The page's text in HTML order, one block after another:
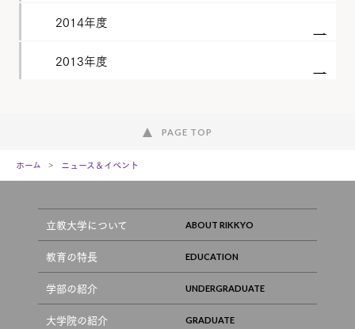
2014年度
2013年度
PAGE TOP
ホーム ニュース＆イベント
立教大学について
教育の特長
学部の紹介
大学院の紹介